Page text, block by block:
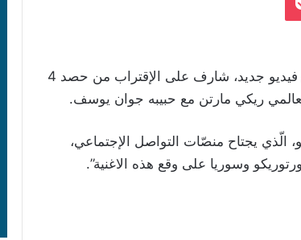
ضجّت مواقع التواصل الإجتماعي بمقطع فيديو جديد، شارف على الإقتراب من حصد 4
ريكي مارتن مع حبيبه جوان يوسف.
يجتاح منصّات التواصل الإجتماعي،
وسوريا على وقع هذه الاغنية”.